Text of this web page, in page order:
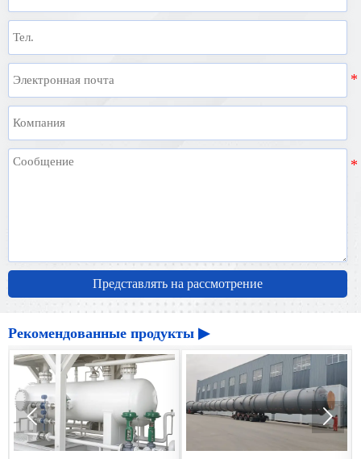
Представлять на рассмотрение
Рекомендованные продукты ▶
 